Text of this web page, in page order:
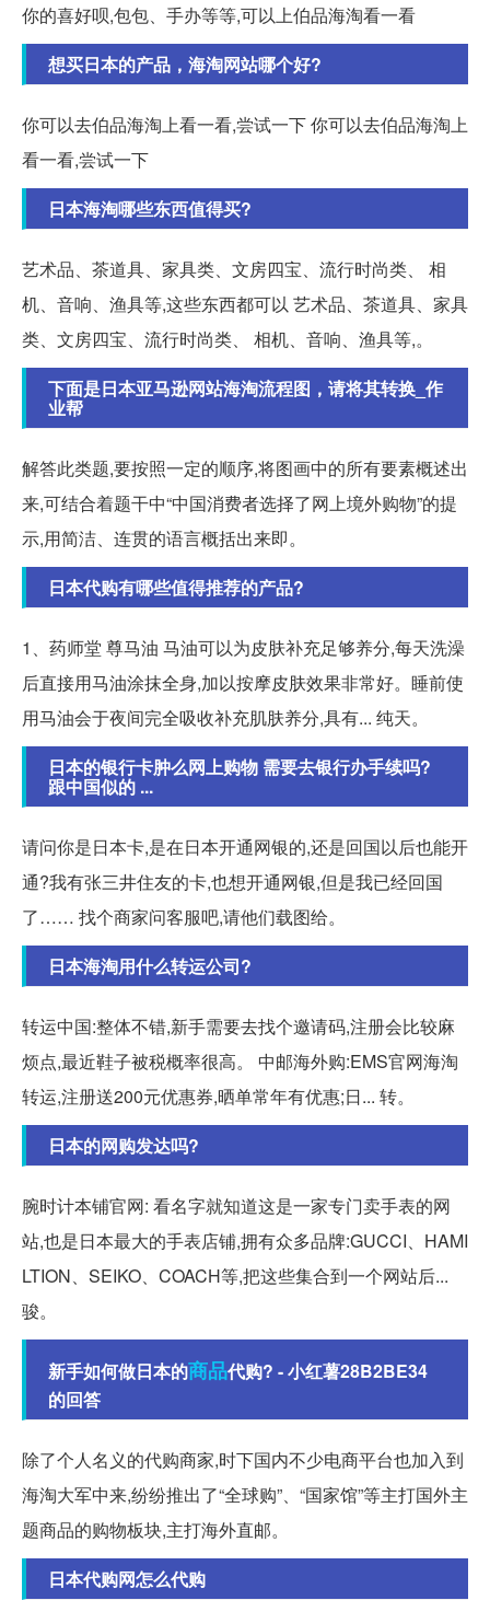
你的喜好呗,包包、手办等等,可以上伯品海淘看一看
想买日本的产品，海淘网站哪个好?
你可以去伯品海淘上看一看,尝试一下 你可以去伯品海淘上
看一看,尝试一下
日本海淘哪些东西值得买?
艺术品、茶道具、家具类、文房四宝、流行时尚类、 相
机、音响、渔具等,这些东西都可以 艺术品、茶道具、家具
类、文房四宝、流行时尚类、 相机、音响、渔具等,。
下面是日本亚马逊网站海淘流程图，请将其转换_作
业帮
解答此类题,要按照一定的顺序,将图画中的所有要素概述出
来,可结合着题干中“中国消费者选择了网上境外购物”的提
示,用简洁、连贯的语言概括出来即。
日本代购有哪些值得推荐的产品?
1、药师堂 尊马油 马油可以为皮肤补充足够养分,每天洗澡
后直接用马油涂抹全身,加以按摩皮肤效果非常好。睡前使
用马油会于夜间完全吸收补充肌肤养分,具有... 纯天。
日本的银行卡肿么网上购物 需要去银行办手续吗?
跟中国似的 ...
请问你是日本卡,是在日本开通网银的,还是回国以后也能开
通?我有张三井住友的卡,也想开通网银,但是我已经回国
了…… 找个商家问客服吧,请他们载图给。
日本海淘用什么转运公司?
转运中国:整体不错,新手需要去找个邀请码,注册会比较麻
烦点,最近鞋子被税概率很高。 中邮海外购:EMS官网海淘
转运,注册送200元优惠券,晒单常年有优惠;日... 转。
日本的网购发达吗?
腕时计本铺官网: 看名字就知道这是一家专门卖手表的网
站,也是日本最大的手表店铺,拥有众多品牌:GUCCI、HAMI
LTION、SEIKO、COACH等,把这些集合到一个网站后...
骏。
新手如何做日本的商品代购? - 小红薯28B2BE34
的回答
除了个人名义的代购商家,时下国内不少电商平台也加入到
海淘大军中来,纷纷推出了“全球购”、“国家馆”等主打国外主
题商品的购物板块,主打海外直邮。
日本代购网怎么代购